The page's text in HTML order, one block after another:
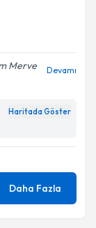
Merve
Devamı
Haritada Göster
Daha Fazla